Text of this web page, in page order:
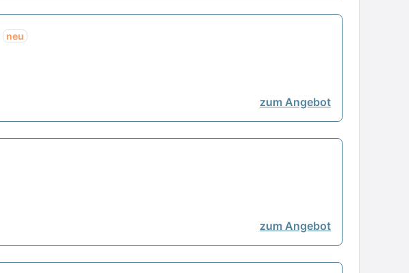
neu
zum Angebot
zum Angebot